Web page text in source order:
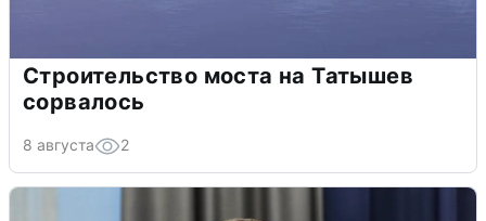
Строительство моста на Татышев
сорвалось
8 августа 2